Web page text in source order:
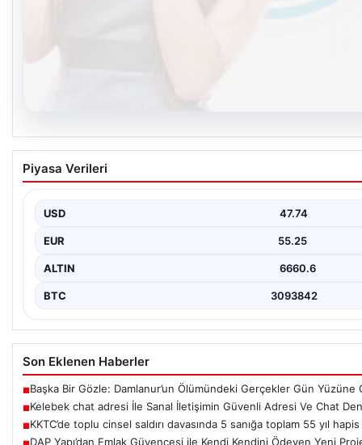
08.08.2026
Kelebek chat adresi İle Sanal İletişimin
İnternet çağında kullanıcıların kaliteli bir şekilde irtibat kurması
Piyasa Verileri
USD 47.74
EUR 55.25
ALTIN 6660.6
BTC 3093842
Son Eklenen Haberler
■Başka Bir Gözle: Damlanur’un Ölümündeki Gerçekler Gün Yüzüne
■Kelebek chat adresi İle Sanal İletişimin Güvenli Adresi Ve Chat
■KKTC’de toplu cinsel saldırı davasında 5 sanığa toplam 55 yıl hapis
DAP Yapı’dan Emlak Güvencesi ile Kendi Kendini Ödeyen Yeni